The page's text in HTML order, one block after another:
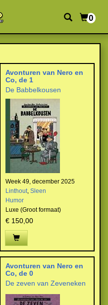
0
Avonturen van Nero en
Co, de 1
De Babbelkousen
Week 49, december 2025
Linthout, Sleen
Humor
Luxe (Groot formaat)
€ 150,00
Avonturen van Nero en
Co, de 0
De zeven van Zeveneken